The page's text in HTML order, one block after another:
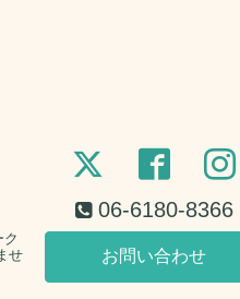
せ
06-6180-8366
お問い合わせ